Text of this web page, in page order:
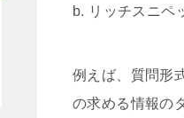
b. リッチスニペ
例えば、質問形
の求める情報の